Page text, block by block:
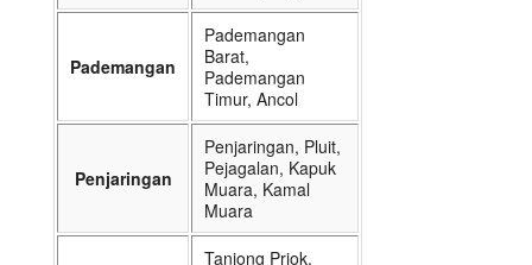
Pademangan
Pademangan
Barat,
Pademangan
Timur, Ancol
Penjaringan
Penjaringan, Pluit,
Pejagalan, Kapuk
Muara, Kamal
Muara
Tanjong Priok,